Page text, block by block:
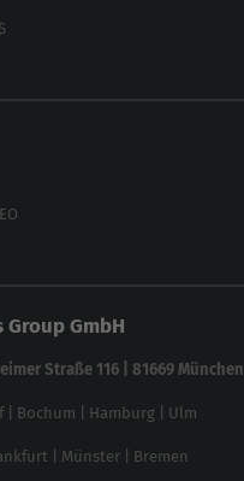
werdenGmbH
Straße 116 | 81669 München
| Bochum Hamburg Ulm
Münster Bremen